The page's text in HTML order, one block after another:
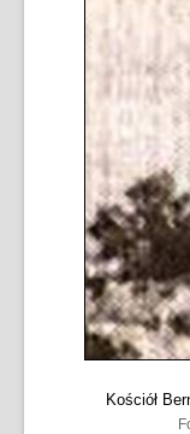
Kościół